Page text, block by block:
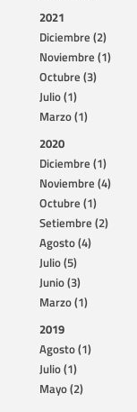
2021
Diciembre (2)
Noviembre (1)
Octubre (3)
Julio (1)
Marzo (1)
2020
Diciembre (1)
Noviembre (4)
Octubre (1)
Setiembre (2)
Agosto (4)
Julio (5)
Junio (3)
Marzo (1)
2019
Agosto (1)
Julio (1)
Mayo (2)